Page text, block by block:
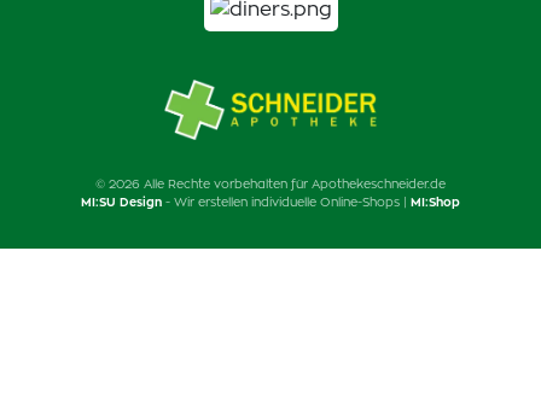
© 2026 Alle Rechte vorbehalten für Apothekeschneider.de
MI:SU Design - Wir erstellen individuelle Online-Shops | MI:Shop